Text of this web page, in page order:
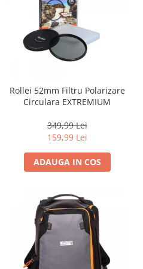
Camere Video Cinematice
Camere video de actiune
Accesorii camere video de actiune
Acumulatori camere video
Lampi video
Stabilizatoare (Gimbal) / Steady
Huse Protectie / Ploaie camere
Camere Video Cinematice
Camere Video Compacte
Rollei 52mm Filtru Polarizare
Circulara EXTREMIUM
349,99 Lei
159,99 Lei
ADAUGA IN COS